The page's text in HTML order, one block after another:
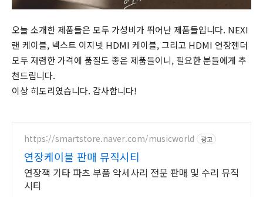
오늘 소개한 제품들은 모두 가성비가 뛰어난 제품들입니다. NEXI
랜 케이블, 넥스트 이지넷 HDMI 케이블, 그리고 HDMI 연장젠더
모두 저렴한 가격에 품질도 좋은 제품들이니, 필요한 분들에게 추
천드립니다.
이상 히도리였습니다. 감사합니다!
https://smartstore.naver.com/musicworld 광고
연장케이블 판매 뮤직시티
연장잭 기타 파츠 부품 악세사리 전문 판매 및 수리 뮤직
시티